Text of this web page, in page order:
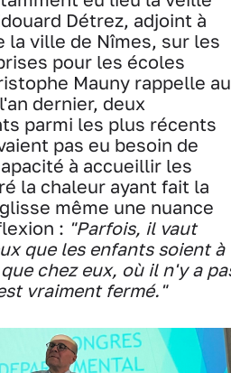
Détrez, adjoint à
la ville de Nîmes, sur les
pour les écoles
Mauny rappelle au
dernier, deux
parmi les plus récents
pas eu besoin de
à accueillir les
la chaleur ayant fait la
même une nuance
: "Parfois, il vaut
que les enfants soient à
chez eux, où il n'y a
vraiment fermé."